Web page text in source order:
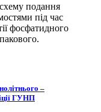
подання
під час
фосфатидного
–
ГУНП